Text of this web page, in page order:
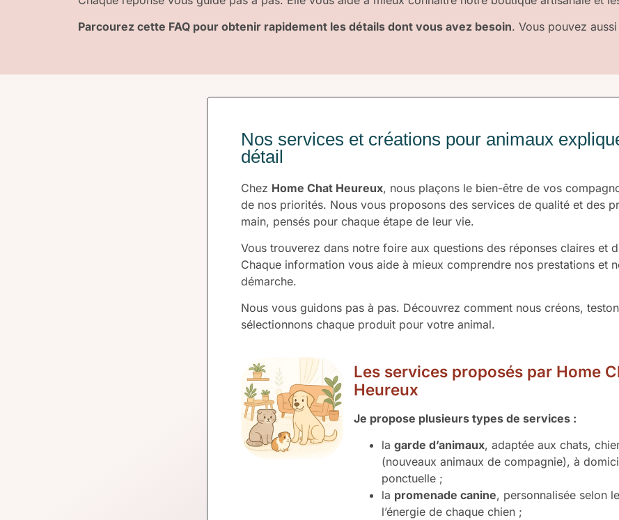
Parcourez cette FAQ pour obtenir rapidement les détails dont vous avez besoin. Vous pouvez
Nos services et créations pour animaux
détail
Chez Home Chat Heureux, nous plaçons le bien-être de vos
de nos priorités. Nous vous proposons des services de qualité et des
main, pensés pour chaque étape de leur vie.
Vous trouverez dans notre foire aux questions des réponses claires et
Chaque information vous aide à mieux comprendre nos prestations et
démarche.
Nous vous guidons pas à pas. Découvrez comment nous créons,
sélectionnons chaque produit pour votre animal.
Les services proposés par Home
Heureux
Je propose plusieurs types de services :
la garde d’animaux, adaptée aux chats,
(nouveaux animaux de compagnie), à
ponctuelle ;
la promenade canine, personnalisée selon
l’énergie de chaque chien ;